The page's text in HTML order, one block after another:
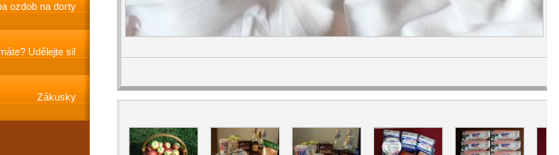
ozdob na dorty
Udělejte si!
Zákusky